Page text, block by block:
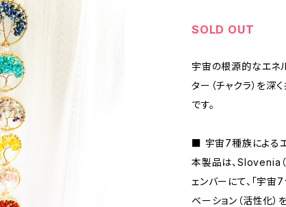
SOLD OUT
宇宙の根源的なエネ
ター（チャクラ）を深
です。
■ 宇宙7種族によるエ
本製品は、Slovenia
ェンバーにて、「宇
ベーション（活性化）